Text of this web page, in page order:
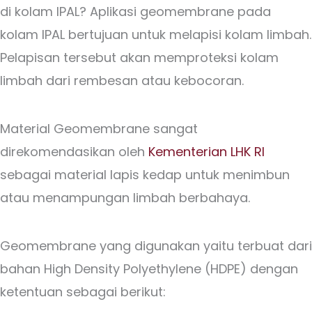
di kolam IPAL? Aplikasi geomembrane pada
kolam IPAL bertujuan untuk melapisi kolam limbah.
Pelapisan tersebut akan memproteksi kolam
limbah dari rembesan atau kebocoran.
Material Geomembrane sangat
direkomendasikan oleh Kementerian LHK RI
sebagai material lapis kedap untuk menimbun
atau menampungan limbah berbahaya.
Geomembrane yang digunakan yaitu terbuat dari
bahan High Density Polyethylene (HDPE) dengan
ketentuan sebagai berikut: